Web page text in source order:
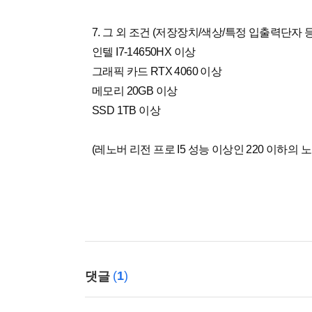
7. 그 외 조건 (저장장치/색상/특정 입출력단자
인텔 I7-14650HX 이상
그래픽 카드 RTX 4060 이상
메모리 20GB 이상
SSD 1TB 이상
(레노버 리전 프로 I5 성능 이상인 220 이하의
댓글 (1)